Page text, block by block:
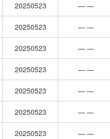
20250523 — —
20250523 — —
20250523 — —
20250523 — —
20250523 — —
20250523 — —
20250523 — —